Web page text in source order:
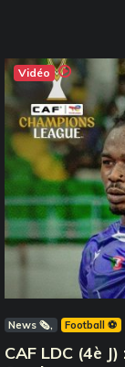
Vidéo
News 🗞️ Football ⚽️
CAF LDC (4è